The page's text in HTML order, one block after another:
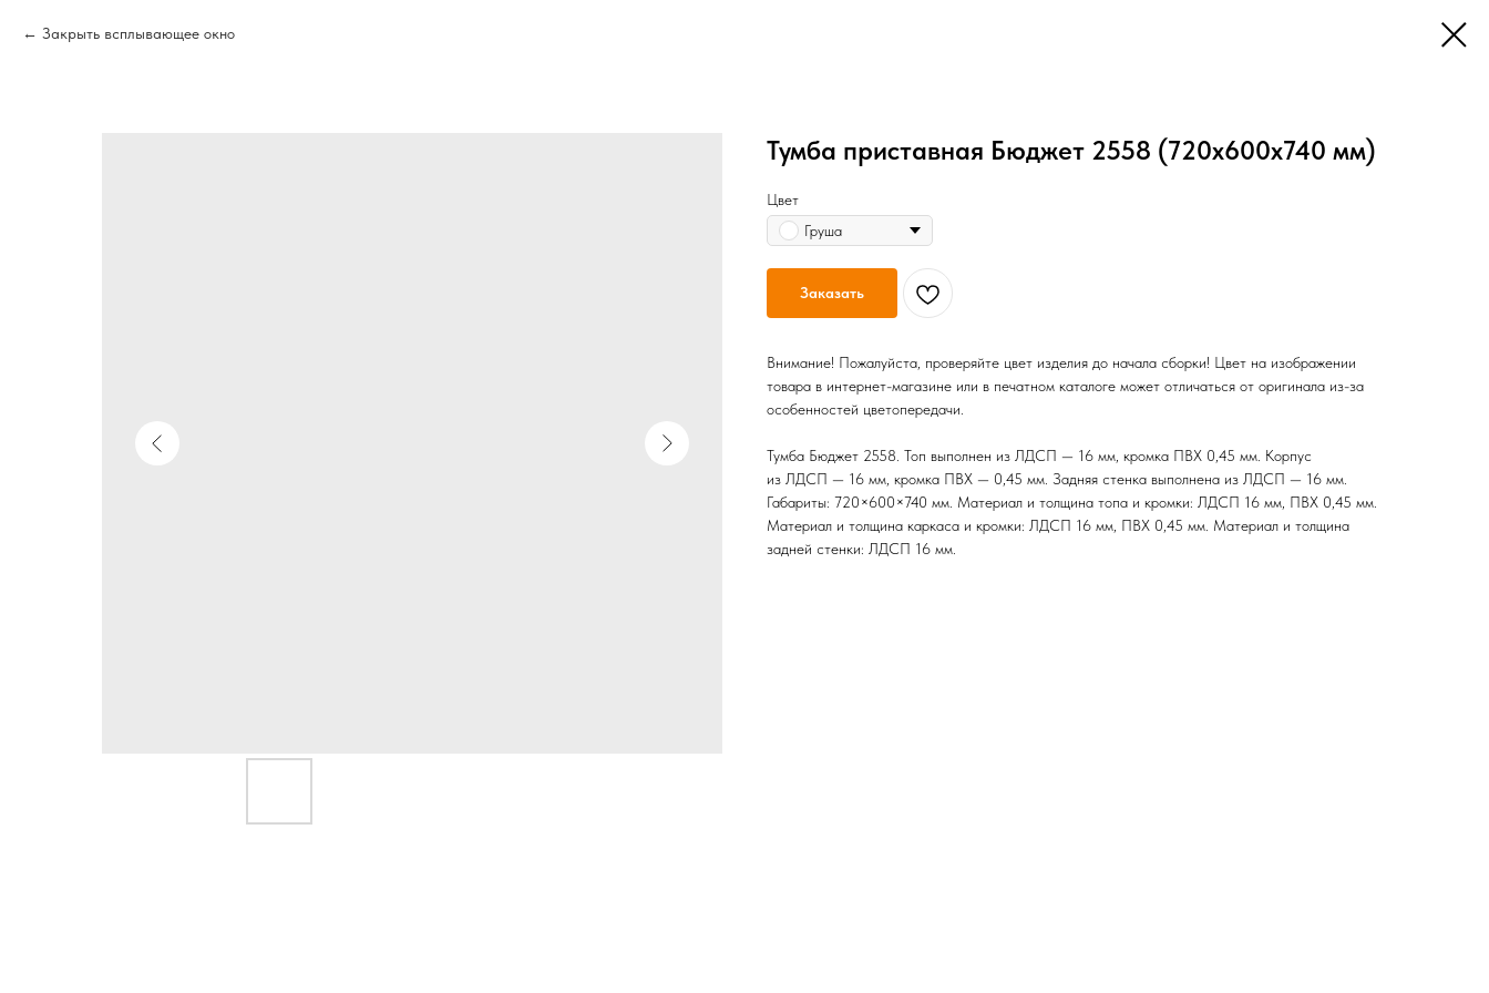
Закрыть всплывающее окно
Тумба приставная Бюджет 2558 (720х600х740 мм)
Цвет
Груша
Заказать
Внимание! Пожалуйста, проверяйте цвет изделия до начала сборки! Цвет на изображении
товара в интернет-магазине или в печатном каталоге может отличаться от оригинала из-за
особенностей цветопередачи.
Тумба Бюджет 2558. Топ выполнен из ЛДСП — 16 мм, кромка ПВХ 0,45 мм. Корпус
из ЛДСП — 16 мм, кромка ПВХ — 0,45 мм. Задняя стенка выполнена из ЛДСП — 16 мм.
Габариты: 720×600×740 мм. Материал и толщина топа и кромки: ЛДСП 16 мм, ПВХ 0,45 мм.
Материал и толщина каркаса и кромки: ЛДСП 16 мм, ПВХ 0,45 мм. Материал и толщина
задней стенки: ЛДСП 16 мм.